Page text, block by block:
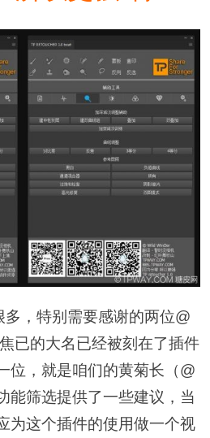
，特别需要感谢的两位@
已的大名已经被刻在了插件
位，就是咱们的黄菊长（@
能筛选提供了一些建议，当
为这个插件的使用做一个视